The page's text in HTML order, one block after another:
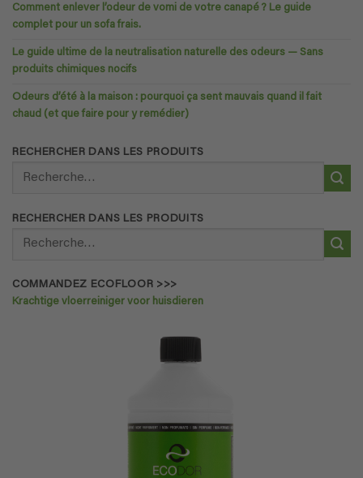
Comment enlever l’odeur de vomi de votre canapé ? Le guide
complet pour un sofa frais.
Le guide ultime de la neutralisation naturelle des odeurs — Sans
produits chimiques nocifs
Odeurs d’été à la maison : pourquoi ça sent mauvais quand il fait
chaud (et que faire pour y remédier)
RECHERCHER DANS LES PRODUITS
pour :
RECHERCHER DANS LES PRODUITS
pour :
COMMANDEZ ECOFLOOR >>>
Krachtige vloerreiniger voor huisdieren